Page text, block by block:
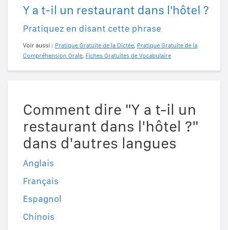
Y a t-il un restaurant dans l'hôtel ?
Pratiquez en disant cette phrase
Voir aussi : Pratique Gratuite de la Dictée, Pratique Gratuite de la
Compréhension Orale, Fiches Gratuites de Vocabulaire
Comment dire "Y a t-il un
restaurant dans l'hôtel ?"
dans d'autres langues
Anglais
Français
Espagnol
Chinois